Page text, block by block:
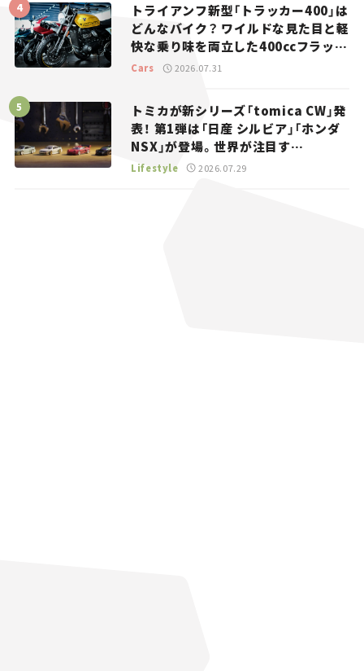
トライアンフ新型「トラッカー400」は
どんなバイク？ ワイルドな見た目と軽
快な乗り味を両立した400ccフラット
トラッカー【試乗レビュー】
Cars 2026.07.31
トミカが新シリーズ「tomica CW」発
表！ 第1弾は「日産 シルビア」「ホンダ
NSX」が登場。世界が注目す
る“JDM”に焦点【クルマとホビー】
Lifestyle 2026.07.29